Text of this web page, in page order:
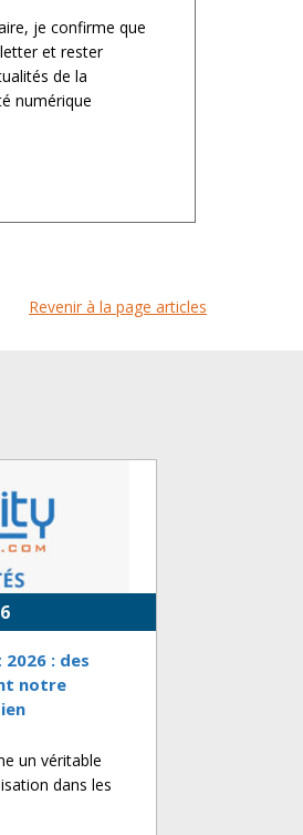
je confirme que
et rester
de la
numérique
Revenir à la page articles
: des
notre
un véritable
dans les